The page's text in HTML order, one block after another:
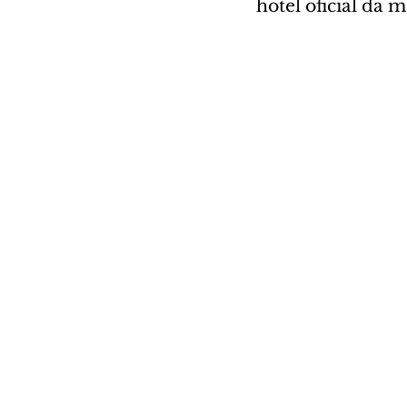
hotel oficial da